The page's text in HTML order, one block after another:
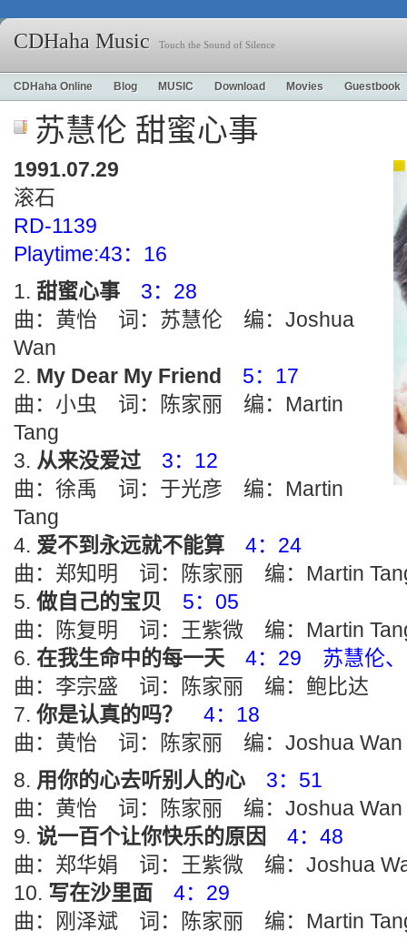
CDHaha Music Touch the Sound of Silence
CDHaha Online Blog MUSIC Download Movies Guestbook
苏慧伦 甜蜜心事
1991.07.29
滚石
RD-1139
Playtime:43：16
甜蜜心事
3：28
曲：黄怡 词：苏慧伦 编：Joshua
Wan
My Dear My Friend
5：17
曲：小虫 词：陈家丽 编：Martin
Tang
从来没爱过
3：12
曲：徐禹 词：于光彦 编：Martin
Tang
爱不到永远就不能算
4：24
曲：郑知明 词：陈家丽 编：Martin
做自己的宝贝
5：05
曲：陈复明 词：王紫微 编：Martin
在我生命中的每一天
4：29 苏慧伦、
曲：李宗盛 词：陈家丽 编：鲍比达
你是认真的吗？
4：18
曲：黄怡 词：陈家丽 编：Joshua Wan
用你的心去听别人的心
3：51
曲：黄怡 词：陈家丽 编：Joshua Wan
说一百个让你快乐的原因
4：48
曲：郑华娟 词：王紫微 编：Joshua
写在沙里面
4：29
曲：刚泽斌 词：陈家丽 编：Martin